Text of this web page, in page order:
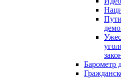
Барометр